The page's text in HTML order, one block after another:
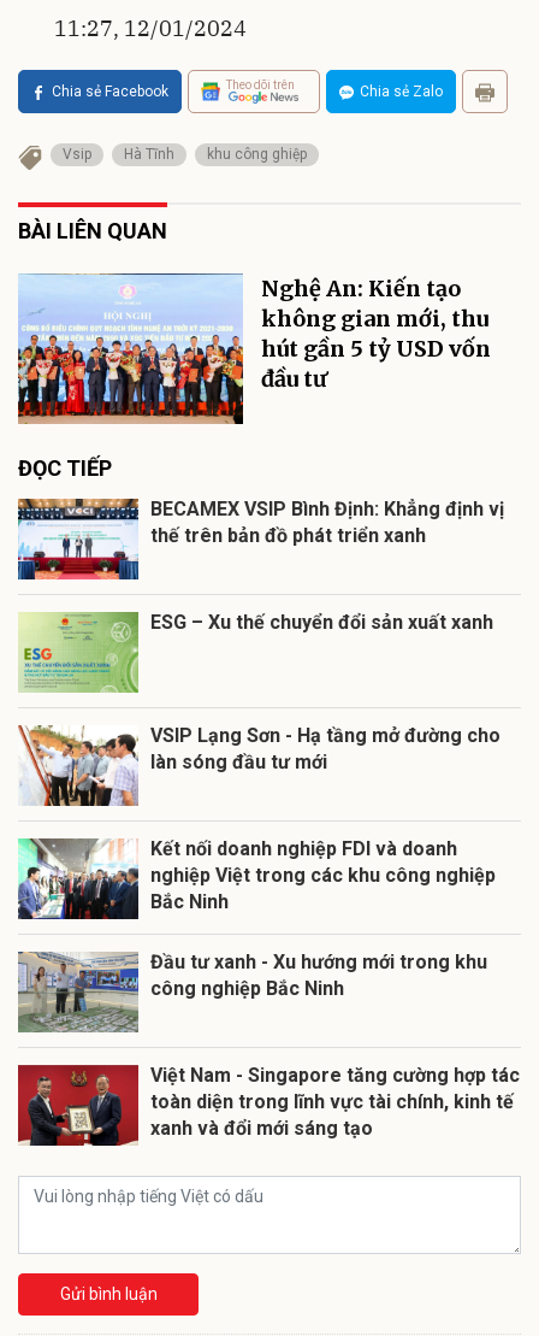
11:27, 12/01/2024
Chia sẻ Facebook Theo dõi trên Chia sẻ Zalo
Vsip Hà Tĩnh khu công ghiệp
BÀI LIÊN QUAN
Nghệ An: Kiến tạo
không gian mới, thu
hút gần 5 tỷ USD vốn
đầu tư
ĐỌC TIẾP
BECAMEX VSIP Bình Định: Khẳng định vị
thế trên bản đồ phát triển xanh
ESG – Xu thế chuyển đổi sản xuất xanh
VSIP Lạng Sơn - Hạ tầng mở đường cho
làn sóng đầu tư mới
Kết nối doanh nghiệp FDI và doanh
nghiệp Việt trong các khu công nghiệp
Bắc Ninh
Đầu tư xanh - Xu hướng mới trong khu
công nghiệp Bắc Ninh
Việt Nam - Singapore tăng cường hợp tác
toàn diện trong lĩnh vực tài chính, kinh tế
xanh và đổi mới sáng tạo
Gửi bình luận